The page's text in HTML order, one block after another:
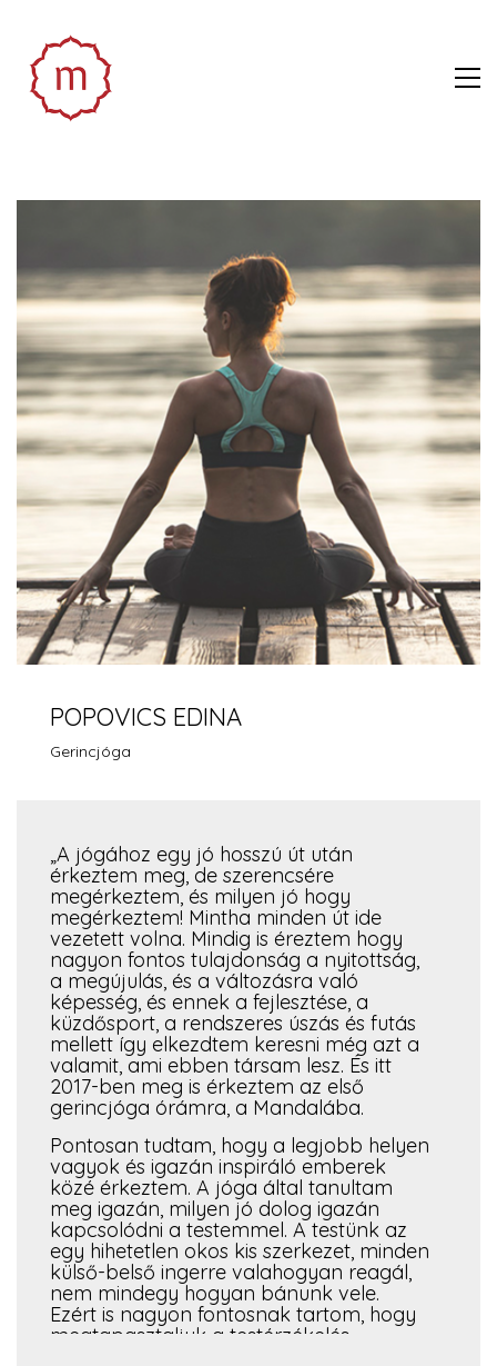
POPOVICS EDINA
Gerincjóga
„A jógához egy jó hosszú út után
érkeztem meg, de szerencsére
megérkeztem, és milyen jó hogy
megérkeztem! Mintha minden út ide
vezetett volna. Mindig is éreztem hogy
nagyon fontos tulajdonság a nyitottság,
a megújulás, és a változásra való
képesség, és ennek a fejlesztése, a
küzdősport, a rendszeres úszás és futás
mellett így elkezdtem keresni még azt a
valamit, ami ebben társam lesz. És itt
2017-ben meg is érkeztem az első
gerincjóga órámra, a Mandalába.
Pontosan tudtam, hogy a legjobb helyen
vagyok és igazán inspiráló emberek
közé érkeztem. A jóga által tanultam
meg igazán, milyen jó dolog igazán
kapcsolódni a testemmel. A testünk az
egy hihetetlen okos kis szerkezet, minden
külső-belső ingerre valahogyan reagál,
nem mindegy hogyan bánunk vele.
Ezért is nagyon fontosnak tartom, hogy
megtapasztaljuk a testérzékelés